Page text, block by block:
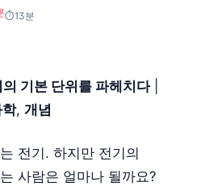
13분
의 기본 단위를 파헤치다|
, 개념
전기. 하지만 전기의
사람은 얼마나 될까요?